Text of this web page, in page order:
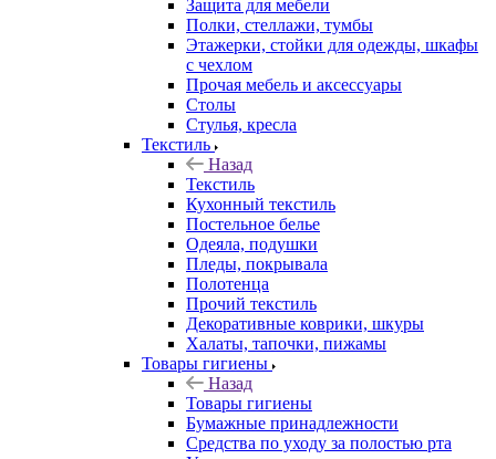
Защита для мебели
Полки, стеллажи, тумбы
Этажерки, стойки для одежды, шкафы
с чехлом
Прочая мебель и аксессуары
Столы
Стулья, кресла
Текстиль
Назад
Текстиль
Кухонный текстиль
Постельное белье
Одеяла, подушки
Пледы, покрывала
Полотенца
Прочий текстиль
Декоративные коврики, шкуры
Халаты, тапочки, пижамы
Товары гигиены
Назад
Товары гигиены
Бумажные принадлежности
Средства по уходу за полостью рта